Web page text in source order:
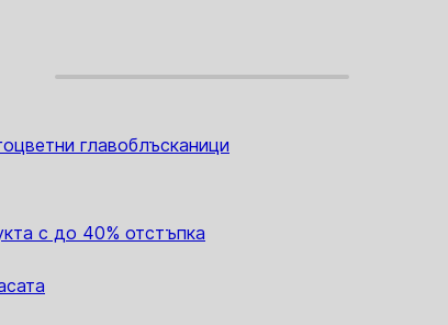
главоблъсканици
с до 40% отстъпка